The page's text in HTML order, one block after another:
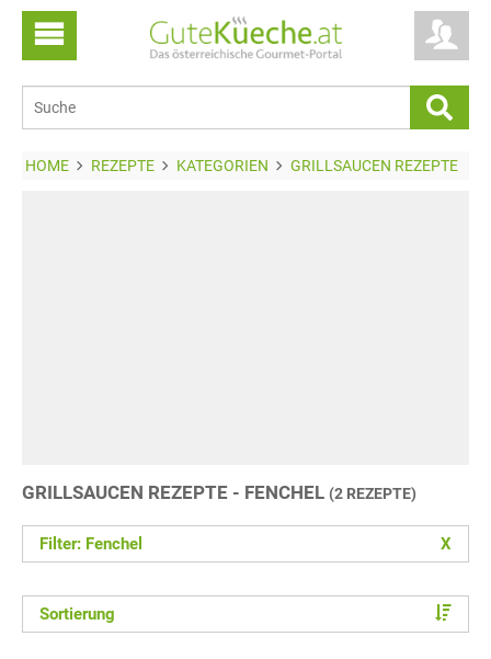
HOME REZEPTE KATEGORIEN GRILLSAUCEN REZEPTE
GRILLSAUCEN REZEPTE - FENCHEL (2 REZEPTE)
Filter: Fenchel X
Sortierung